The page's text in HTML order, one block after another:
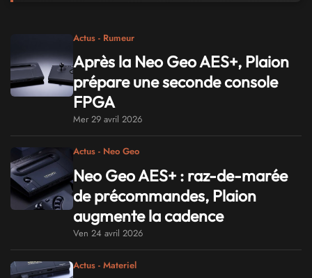
Actus - Rumeur
Après la Neo Geo AES+, Plaion
prépare une seconde console
FPGA
Mer 29 avril 2026
Actus - Neo Geo
Neo Geo AES+ : raz-de-marée
de précommandes, Plaion
augmente la cadence
Ven 24 avril 2026
Actus - Materiel